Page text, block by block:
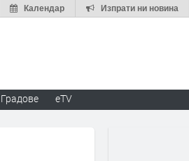
Изпрати ни новина
Календар
Градове eTV